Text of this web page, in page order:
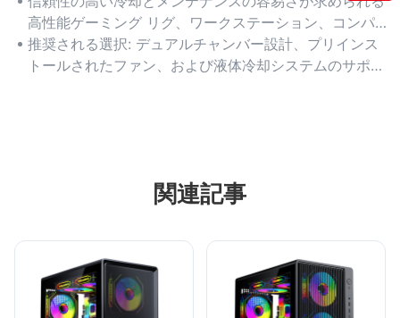
ックリリースパネルにより、ハードウェアのアップグレ
ードがスムーズになります。
高性能ゲーミング リグ、ワークステーション、コンパ
クトなビルドに最適です。
推奨される選択: デュアルチャンバー設計、プリインス
トールされたファン、および液体冷却システムのサポー
関連記事